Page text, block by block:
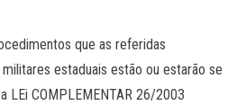
que as referidas
estaduais estão ou estarão se
LEi COMPLEMENTAR 26/2003